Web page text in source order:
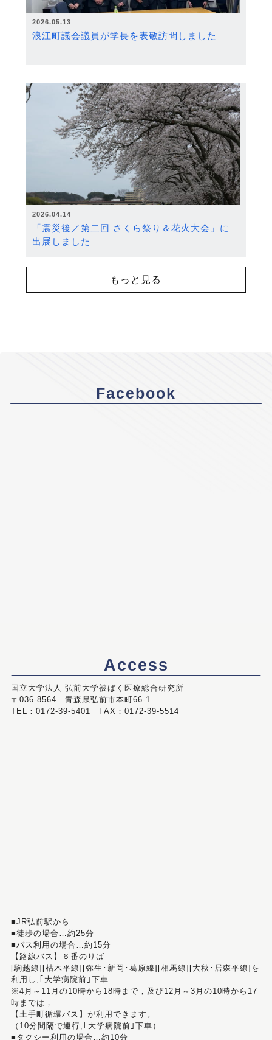
2026.05.13
浪江町議会議員が学長を表敬訪問しました
2026.04.14
「震災後／第二回 さくら祭り＆花火大会」に
出展しました
もっと見る
Facebook
Access
国立大学法人 弘前大学被ばく医療総合研究所
〒036-8564 青森県弘前市本町66-1
TEL：0172-39-5401 FAX：0172-39-5514
■JR弘前駅から
■徒歩の場合…約25分
■バス利用の場合…約15分
【路線バス】６番のりば
[駒越線][枯木平線][弥生･新岡･葛原線][相馬線][大秋･居森平線]を
利用し,｢大学病院前｣下車
※4月～11月の10時から18時まで，及び12月～3月の10時から17
時までは，
【土手町循環バス】が利用できます。
（10分間隔で運行,｢大学病院前｣下車）
■タクシー利用の場合…約10分